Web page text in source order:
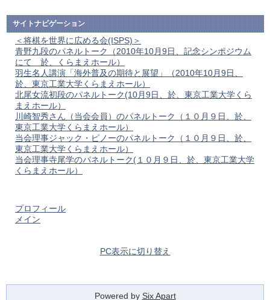
サイトナビゲーション
＜将棋を世界に広める会(ISPS)＞
青野九段のパネルトーク（2010年10月9日、記念シンポジウム
にて 於、くらまえホール）
羽生名人講演「海外普及の期待と展望」（2010年10月9日、
於、東京工業大学くらまえホール）
北尾女流初段のパネルトーク(10月9日、於、東京工業大学くら
まえホール）
川崎智秀さん（当会会員）のパネルトーク（１０月９日、於、
東京工業大学くらまえホール）
当会理事ジャック・ピノーのパネルトーク（１０月９日、於、
東京工業大学くらまえホール）
当会理事寺尾学のパネルトーク(１０月９日、於、東京工業大学
くらまえホール）
プロフィール
メイン
PC表示に切り替え
Powered by Six Apart